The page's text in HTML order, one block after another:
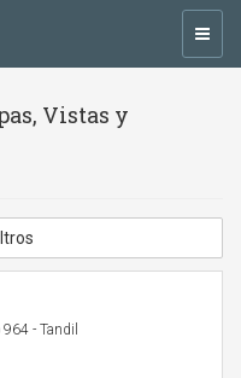
Vistas y
- Tandil